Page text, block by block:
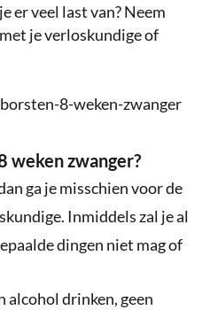
er veel last van? Neem
je verloskundige of
weken zwanger?
ga je misschien voor de
Inmiddels zal je al
dingen niet mag of
alcohol drinken, geen